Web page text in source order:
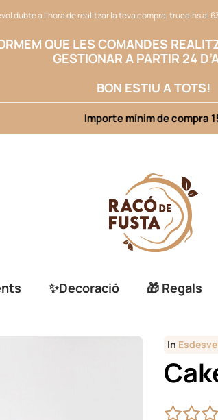
dubte a l’hora de realitzar la teva compra, truca’ns al
QUE LES COMANDES
GESTIONAR A PARTIR 24
BON ESTIU A TOTS!
Importe mínim de compra
✨Decoració 🎁 Regals
In